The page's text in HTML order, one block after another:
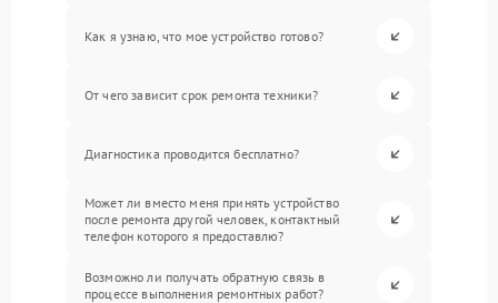
Как я узнаю, что мое устройство готово?
От чего зависит срок ремонта техники?
Диагностика проводится бесплатно?
Может ли вместо меня принять устройство
после ремонта другой человек, контактный
телефон которого я предоставлю?
Возможно ли получать обратную связь в
процессе выполнения ремонтных работ?